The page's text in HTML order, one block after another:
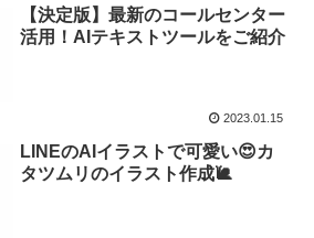
【決定版】最新のコールセンター
活用！AIテキストツールをご紹介
2023.01.15
LINEのAIイラストで可愛い😍カ
タツムリのイラスト作成🐌